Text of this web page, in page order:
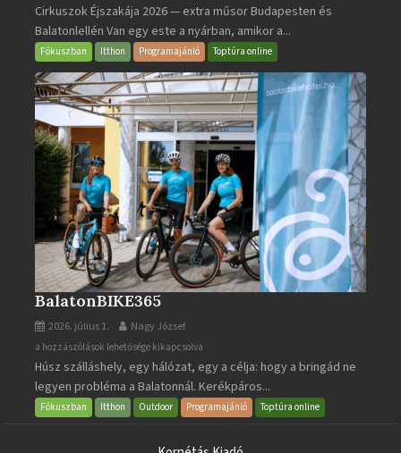
Éjszakája
2026
bejegyzéshez
Cirkuszok Éjszakája 2026 — extra műsor Budapesten és
Balatonlellén Van egy este a nyárban, amikor a...
Fókuszban Itthon Programajánló Toptúra online
BalatonBIKE365
2026. július 1. Nagy József
BalatonBIKE365
bejegyzéshez
a hozzászólások lehetősége kikapcsolva
Húsz szálláshely, egy hálózat, egy a célja: hogy a bringád ne
legyen probléma a Balatonnál. Kerékpáros...
Fókuszban Itthon Outdoor Programajánló Toptúra online